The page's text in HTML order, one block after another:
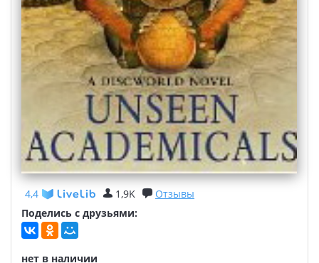
4,4 1,9K
Отзывы
Поделись с друзьями:
нет в наличии